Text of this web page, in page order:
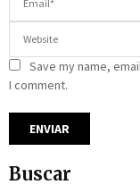
Save my name,
I comment.
Buscar